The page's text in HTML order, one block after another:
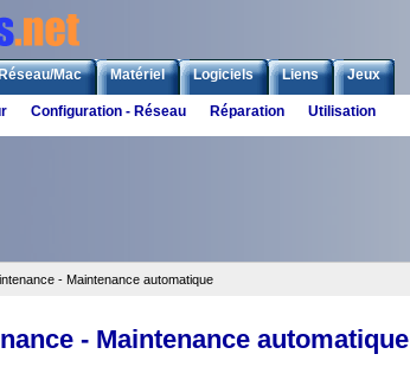
Mac Matériel Logiciels Liens Jeux
Configuration - Réseau Réparation Utilisation
- Maintenance automatique
- Maintenance automatique